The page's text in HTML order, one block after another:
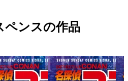
ペンスの作品